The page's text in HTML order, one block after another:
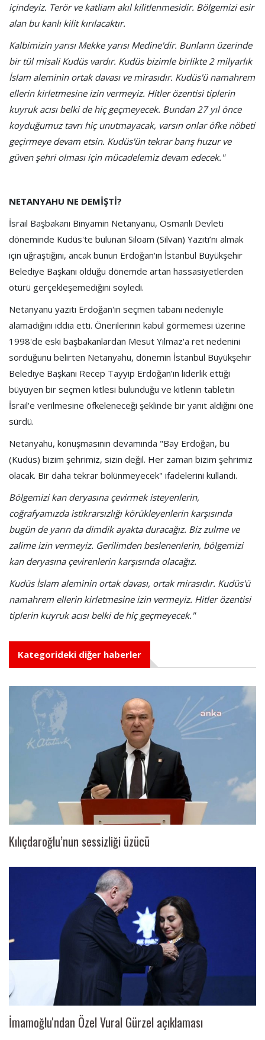
içindeyiz. Terör ve katliam akıl kilitlenmesidir. Bölgemizi esir
alan bu kanlı kilit kırılacaktır.
Kalbimizin yarısı Mekke yarısı Medine'dir. Bunların üzerinde
bir tül misali Kudüs vardır. Kudüs bizimle birlikte 2 milyarlık
İslam aleminin ortak davası ve mirasıdır. Kudüs'ü namahrem
ellerin kirletmesine izin vermeyiz. Hitler özentisi tiplerin
kuyruk acısı belki de hiç geçmeyecek. Bundan 27 yıl önce
koyduğumuz tavrı hiç unutmayacak, varsın onlar öfke nöbeti
geçirmeye devam etsin. Kudüs'ün tekrar barış huzur ve
güven şehri olması için mücadelemiz devam edecek."
NETANYAHU NE DEMİŞTİ?
İsrail Başbakanı Binyamin Netanyanu, Osmanlı Devleti
döneminde Kudüs'te bulunan Siloam (Silvan) Yazıtı’nı almak
için uğraştığını, ancak bunun Erdoğan'ın İstanbul Büyükşehir
Belediye Başkanı olduğu dönemde artan hassasiyetlerden
ötürü gerçekleşemediğini söyledi.
Netanyanu yazıtı Erdoğan'ın seçmen tabanı nedeniyle
alamadığını iddia etti. Önerilerinin kabul görmemesi üzerine
1998'de eski başbakanlardan Mesut Yılmaz'a ret nedenini
sorduğunu belirten Netanyahu, dönemin İstanbul Büyükşehir
Belediye Başkanı Recep Tayyip Erdoğan’ın liderlik ettiği
büyüyen bir seçmen kitlesi bulunduğu ve kitlenin tabletin
İsrail'e verilmesine öfkeleneceği şeklinde bir yanıt aldığını öne
sürdü.
Netanyahu, konuşmasının devamında "Bay Erdoğan, bu
(Kudüs) bizim şehrimiz, sizin değil. Her zaman bizim şehrimiz
olacak. Bir daha tekrar bölünmeyecek" ifadelerini kullandı.
Bölgemizi kan deryasına çevirmek isteyenlerin,
coğrafyamızda istikrarsızlığı körükleyenlerin karşısında
bugün de yarın da dimdik ayakta duracağız. Biz zulme ve
zalime izin vermeyiz. Gerilimden beslenenlerin, bölgemizi
kan deryasına çevirenlerin karşısında olacağız.
Kudüs İslam aleminin ortak davası, ortak mirasıdır. Kudüs'ü
namahrem ellerin kirletmesine izin vermeyiz. Hitler özentisi
tiplerin kuyruk acısı belki de hiç geçmeyecek."
Kategorideki diğer haberler
Kılıçdaroğlu’nun sessizliği üzücü
İmamoğlu'ndan Özel Vural Gürzel açıklaması